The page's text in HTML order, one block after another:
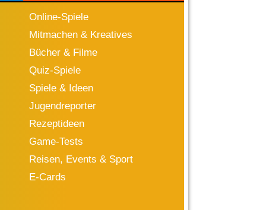
Online-Spiele
Mitmachen & Kreatives
Bücher & Filme
Quiz-Spiele
Spiele & Ideen
Jugendreporter
Rezeptideen
Game-Tests
Reisen, Events & Sport
E-Cards